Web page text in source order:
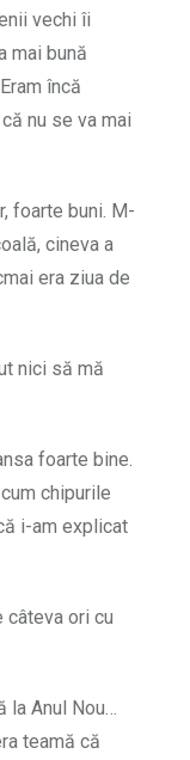
vechi îi
mai bună
încă
nu se va mai
foarte buni. M-
cineva a
era ziua de
nici să mă
foarte bine.
chipurile
i-am explicat
câteva ori cu
Anul Nou…
teamă că